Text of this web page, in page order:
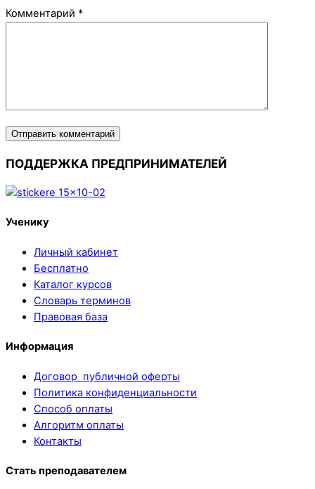
Комментарий *
ПОДДЕРЖКА ПРЕДПРИНИМАТЕЛЕЙ
Ученику
Личный кабинет
Бесплатно
Каталог курсов
Словарь терминов
Правовая база
Информация
Договор публичной оферты
Политика конфиденциальности
Способ оплаты
Алгоритм оплаты
Контакты
Стать преподавателем